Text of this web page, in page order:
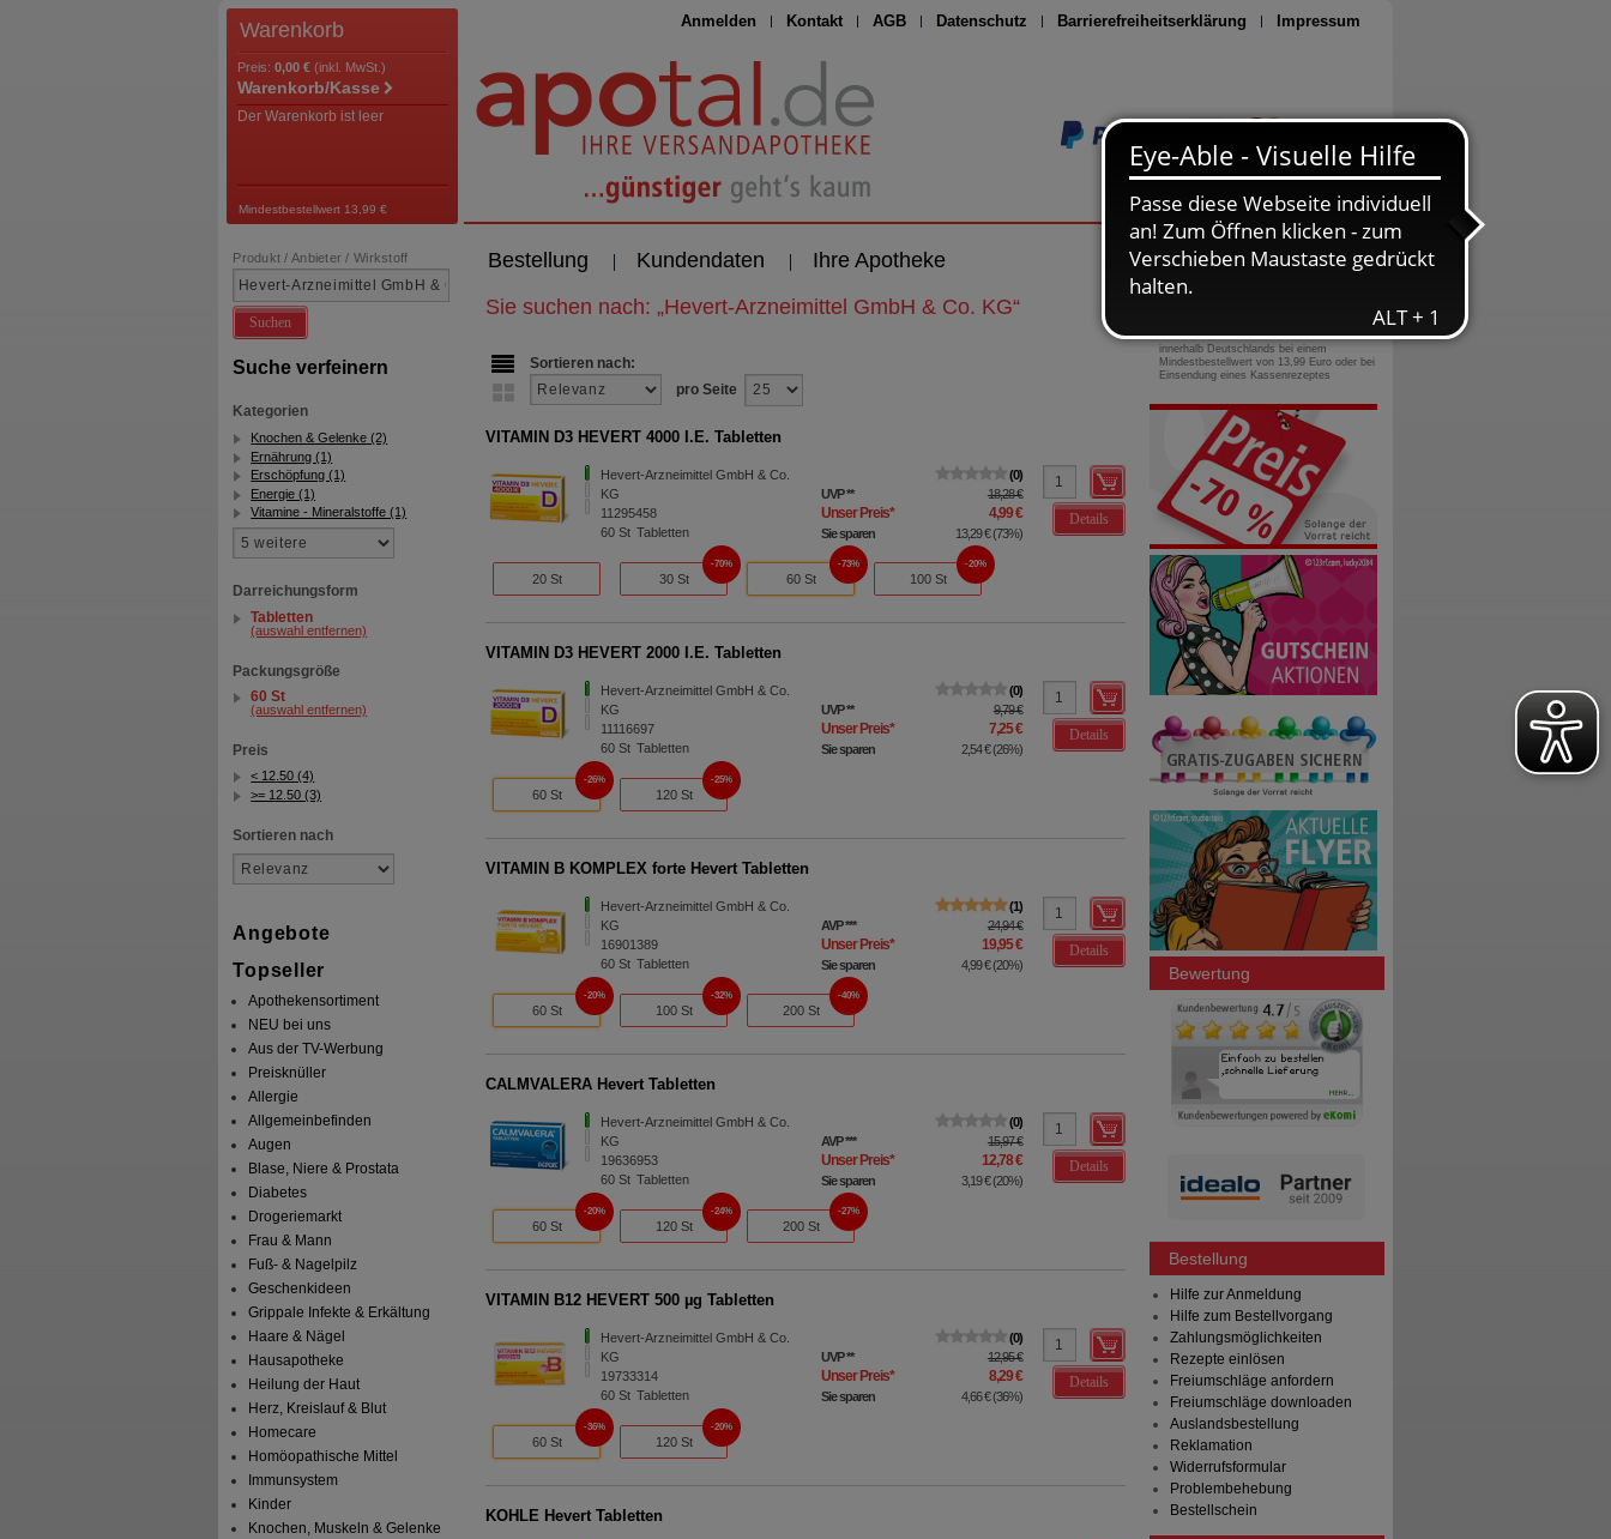
Anmelden Kontakt AGB Datenschutz Barrierefreiheitserklärung Impressum
Seite drucken
Warenkorb
Preis: 0,00 € (inkl. MwSt.)
Warenkorb/Kasse
Der Warenkorb ist leer
Mindestbestellwert 13,99 €
Bestellung Kundendaten Ihre Apotheke
Produkt / Anbieter / Wirkstoff
Suchen
Suche verfeinern
Kategorien
Knochen & Gelenke (2)
Ernährung (1)
Erschöpfung (1)
Energie (1)
Vitamine - Mineralstoffe (1)
Darreichungsform
Tabletten
(auswahl entfernen)
Packungsgröße
60 St
(auswahl entfernen)
Preis
< 12.50 (4)
>= 12.50 (3)
Sortieren nach
Angebote
Topseller
Apothekensortiment
NEU bei uns
Aus der TV-Werbung
Preisknüller
Allergie
Allgemeinbefinden
Augen
Blase, Niere & Prostata
Diabetes
Drogeriemarkt
Frau & Mann
Fuß- & Nagelpilz
Geschenkideen
Grippale Infekte & Erkältung
Haare & Nägel
Hausapotheke
Heilung der Haut
Herz, Kreislauf & Blut
Homecare
Homöopathische Mittel
Immunsystem
Kinder
Knochen, Muskeln & Gelenke
Sie suchen nach: „Hevert-Arzneimittel GmbH & Co. KG“
Sortieren nach:
pro Seite
VITAMIN D3 HEVERT 4000 I.E. Tabletten
Hevert-Arzneimittel GmbH & Co.
KG
11295458
60St Tabletten
0
UVP** 18,28 €
Unser Preis* 4,99 €
Sie sparen 13,29 €(73%)
Details
20 St 30 St
70%
60 St
73%
100 St
20%
VITAMIN D3 HEVERT 2000 I.E. Tabletten
Hevert-Arzneimittel GmbH & Co.
KG
11116697
60St Tabletten
0
UVP** 9,79 €
Unser Preis* 7,25 €
Sie sparen 2,54 €(26%)
Details
60 St
26%
120 St
25%
VITAMIN B KOMPLEX forte Hevert Tabletten
Hevert-Arzneimittel GmbH & Co.
KG
16901389
60St Tabletten
1
AVP*** 24,94 €
Unser Preis* 19,95 €
Sie sparen 4,99 €(20%)
Details
60 St
20%
100 St
32%
200 St
40%
CALMVALERA Hevert Tabletten
Hevert-Arzneimittel GmbH & Co.
KG
19636953
60St Tabletten
0
AVP*** 15,97 €
Unser Preis* 12,78 €
Sie sparen 3,19 €(20%)
Details
60 St
20%
120 St
24%
200 St
27%
VITAMIN B12 HEVERT 500 µg Tabletten
Hevert-Arzneimittel GmbH & Co.
KG
19733314
60St Tabletten
0
UVP** 12,95 €
Unser Preis* 8,29 €
Sie sparen 4,66 €(36%)
Details
60 St
36%
120 St
20%
KOHLE Hevert Tabletten
0800-10 11 422
gebührenfreie Rufnummer
innerhalb Deutschlands bei einem
Mindestbestellwert von 13,99 Euro oder bei
Einsendung eines Kassenrezeptes
Bewertung
Bestellung
Hilfe zur Anmeldung
Hilfe zum Bestellvorgang
Zahlungsmöglichkeiten
Rezepte einlösen
Freiumschläge anfordern
Freiumschläge downloaden
Auslandsbestellung
Reklamation
Widerrufsformular
Problembehebung
Bestellschein